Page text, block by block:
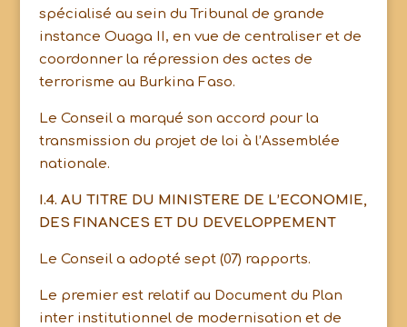
spécialisé au sein du Tribunal de grande
instance Ouaga II, en vue de centraliser et de
coordonner la répression des actes de
terrorisme au Burkina Faso.
Le Conseil a marqué son accord pour la
transmission du projet de loi à l’Assemblée
nationale.
I.4. AU TITRE DU MINISTERE DE L’ECONOMIE,
DES FINANCES ET DU DEVELOPPEMENT
Le Conseil a adopté sept (07) rapports.
Le premier est relatif au Document du Plan
inter institutionnel de modernisation et de